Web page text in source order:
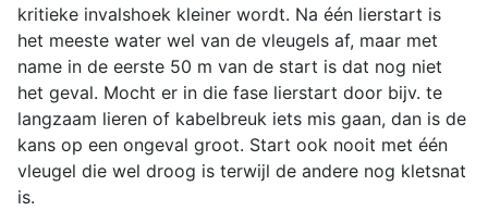
kritieke invalshoek kleiner wordt. Na één lierstart is
het meeste water wel van de vleugels af, maar met
name in de eerste 50 m van de start is dat nog niet
het geval. Mocht er in die fase lierstart door bijv. te
langzaam lieren of kabelbreuk iets mis gaan, dan is de
kans op een ongeval groot. Start ook nooit met één
vleugel die wel droog is terwijl de andere nog kletsnat
is.